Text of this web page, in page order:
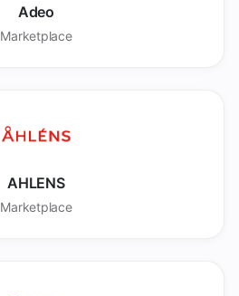
Adeo
Marketplace
AHLENS
Marketplace